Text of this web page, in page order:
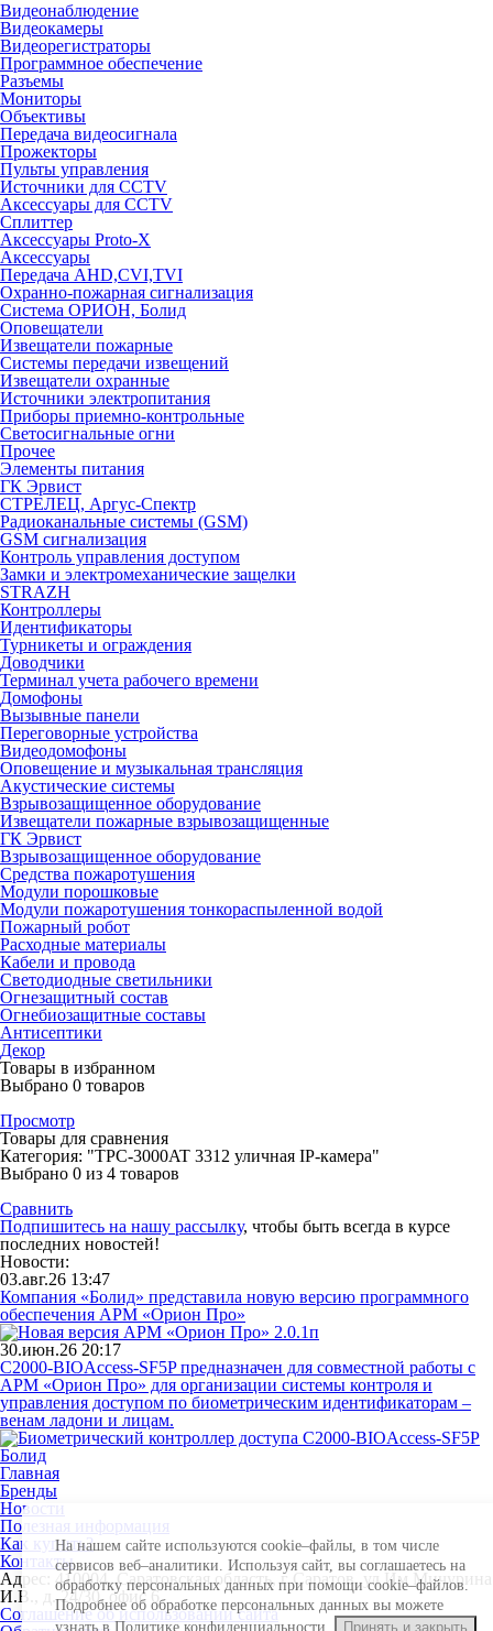
На нашем сайте используются cookie–файлы, в том числе
сервисов веб–аналитики. Используя сайт, вы соглашаетесь на
обработку персональных данных при помощи cookie–файлов.
Подробнее об обработке персональных данных вы можете
узнать в Политике конфиденциальности.
Принять и закрыть
Видеонаблюдение
Видеокамеры
Видеорегистраторы
Программное обеспечение
Разъемы
Мониторы
Объективы
Передача видеосигнала
Прожекторы
Пульты управления
Источники для CCTV
Аксессуары для CCTV
Сплиттер
Аксессуары Proto-X
Аксессуары
Передача AHD,CVI,TVI
Охранно-пожарная сигнализация
Система ОРИОН, Болид
Оповещатели
Извещатели пожарные
Системы передачи извещений
Извещатели охранные
Источники электропитания
Приборы приемно-контрольные
Светосигнальные огни
Прочее
Элементы питания
ГК Эрвист
СТРЕЛЕЦ, Аргус-Спектр
Радиоканальные системы (GSM)
GSM сигнализация
Контроль управления доступом
Замки и электромеханические защелки
STRAZH
Контроллеры
Идентификаторы
Турникеты и ограждения
Доводчики
Терминал учета рабочего времени
Домофоны
Вызывные панели
Переговорные устройства
Видеодомофоны
Оповещение и музыкальная трансляция
Акустические системы
Взрывозащищенное оборудование
Извещатели пожарные взрывозащищенные
ГК Эрвист
Взрывозащищенное оборудование
Средства пожаротушения
Модули порошковые
Модули пожаротушения тонкораспыленной водой
Пожарный робот
Расходные материалы
Кабели и провода
Светодиодные светильники
Огнезащитный состав
Огнебиозащитные составы
Антисептики
Декор
Товары в избранном
Выбрано 0 товаров
Просмотр
Товары для сравнения
Категория: "TPC-3000AT 3312 уличная IP-камера"
Выбрано 0 из 4 товаров
Сравнить
Подпишитесь на нашу рассылку, чтобы быть всегда в курсе
последних новостей!
Новости:
03.авг.26 13:47
Компания «Болид» представила новую версию программного
обеспечения АРМ «Орион Про»
30.июн.26 20:17
С2000-BIOAccess-SF5P предназначен для совместной работы с
АРМ «Орион Про» для организации системы контроля и
управления доступом по биометрическим идентификаторам –
венам ладони и лицам.
Главная
Бренды
Новости
Полезная информация
Как купить?
Контакты
Адрес: 410004, Саратовская область, г Саратов, ул Им Мичурина
И.В., д. 24/30, офис 6
Соглашение об использовании сайта